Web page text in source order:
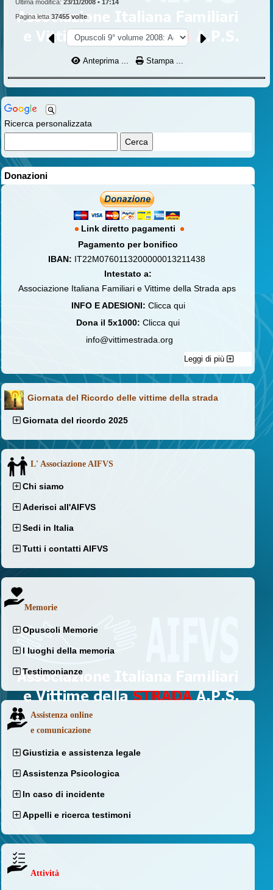
Ricerca personalizzata
Donazioni
Link diretto pagamenti
Pagamento per bonifico
IBAN: IT22M0760113200000013211438
Intestato a:
Associazione Italiana Familiari e Vittime della Strada aps
INFO E ADESIONI: Clicca qui
Dona il 5x1000: Clicca qui
info@vittimestrada.org
Leggi di più
Giornata del Ricordo delle vittime della strada
Giornata del ricordo 2025
L' Associazione AIFVS
Chi siamo
Aderisci all'AIFVS
Sedi in Italia
Tutti i contatti AIFVS
Memorie
Opuscoli Memorie
I luoghi della memoria
Testimonianze
Assistenza online
e comunicazione
Giustizia e assistenza legale
Assistenza Psicologica
In caso di incidente
Appelli e ricerca testimoni
Attività
Ultima modifica: 23/11/2008 • 17:14
Pagina letta37455 volte
Anteprima ... Stampa ...